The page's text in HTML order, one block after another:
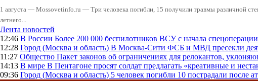
1 августа — Mossovetinfo.ru — Три человека погибли, 15 получили травмы различной
летнего...
Лента новостей
12:46 В России Более 200 000 беспилотников ВСУ с начала
12:28 Город (Москва и область) В Москва-Сити ФСБ и МВД пресекли
11:27 Общество Пакет законов об ограничениях для релокантов,
14:13 В мире В Пентагоне просят солдат предлагать «креативные и
09:36 Город (Москва и область) 5 человек погибли 10 пострадали после